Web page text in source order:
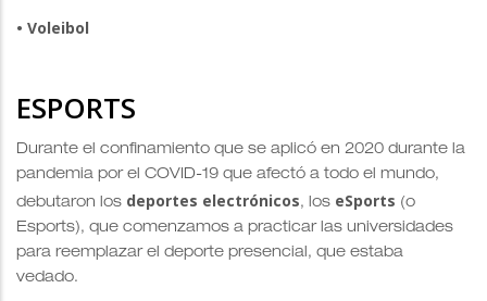
• Voleibol
ESPORTS
Durante el confinamiento que se aplicó en 2020 durante la
pandemia por el COVID-19 que afectó a todo el mundo,
debutaron los deportes electrónicos, los eSports (o
Esports), que comenzamos a practicar las universidades
para reemplazar el deporte presencial, que estaba
vedado.